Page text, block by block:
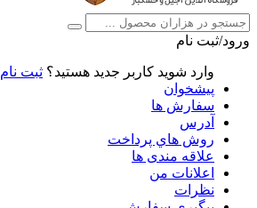
ورود/ثبت نام
وارد شوید کاربر جدید هستید؟ ثبت نام
پیشخوان
سفارش ها
آدرس
روش هاي پرداخت
علاقه مندی ها
اعلانات من
نظرات